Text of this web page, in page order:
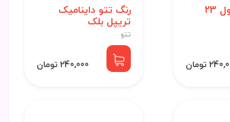
تومان
رنگ تتو داینامیک
تریپل بلک
تتو
240,000 تومان